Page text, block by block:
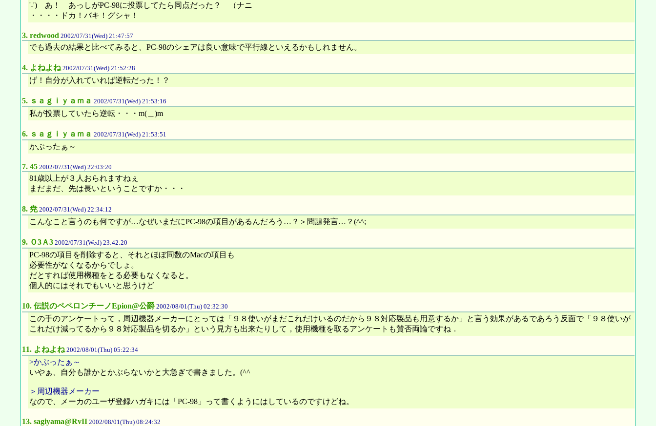
'-') あ！ あっしがPC-98に投票してたら同点だった？ （ナニ
・・・・ドカ！バキ！グシャ！
3. redwood 2002/07/31(Wed) 21:47:57
でも過去の結果と比べてみると、PC-98のシェアは良い意味で平行線といえるかもしれません。
4.よねよね 2002/07/31(Wed) 21:52:28
げ！自分が入れていれば逆転だった！？
5.ｓａｇｉｙａｍａ 2002/07/31(Wed) 21:53:16
私が投票していたら逆転・・・m(＿)m
6.ｓａｇｉｙａｍａ 2002/07/31(Wed) 21:53:51
かぶったぁ～
7.45 2002/07/31(Wed) 22:03:20
81歳以上が３人おられますねぇ
まだまだ、先は長いということですか・・・
8. 尭 2002/07/31(Wed) 22:34:12
こんなこと言うのも何ですが…なぜいまだにPC-98の項目があるんだろう…？＞問題発言…？(^^;
9. Ｏ3Ａ3 2002/07/31(Wed) 23:42:20
PC-98の項目を削除すると、それとほぼ同数のMacの項目も
必要性がなくなるからでしょ。
だとすれば使用機種をとる必要もなくなると。
個人的にはそれでもいいと思うけど
10. 伝説のペペロンチーノEpion@公爵 2002/08/01(Thu) 02:32:30
この手のアンケートって，周辺機器メーカーにとっては「９８使いがまだこれだけいるのだから９８対応製品も用意するか」と言う効果があるであろう反面で「９８使いが
これだけ減ってるから９８対応製品を切るか」という見方も出来たりして，使用機種を取るアンケートも賛否両論ですね．
11.よねよね 2002/08/01(Thu) 05:22:34
>かぶったぁ～
いやぁ、自分も誰かとかぶらないかと大急ぎで書きました。(^^ゞ
＞周辺機器メーカー
なので、メーカのユーザ登録ハガキには「PC-98」って書くようにはしているのですけどね。
13.sagiyama@RvII 2002/08/01(Thu) 08:24:32